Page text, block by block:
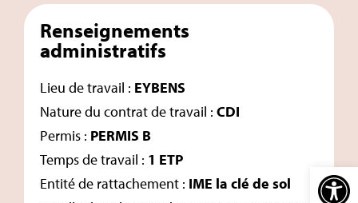
Ouvrir la barre
Renseignements
administratifs
Lieu de travail : EYBENS
Nature du contrat de travail : CDI
Permis : PERMIS B
Temps de travail : 1 ETP
Entité de rattachement : IME la clé de sol